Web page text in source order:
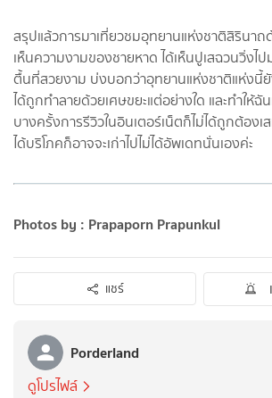
สรุปแล้วการมาเที่ยวชมอุทยานแห่งชาติสิรินาถ
เห็นความงามของชายหาด ได้เห็นปูเสฉวนวิ่งไป
ตื้นที่สวยงาม บ่งบอกว่าอุทยานแห่งชาติแห่ง
ได้ถูกทำลายด้วยเศษขยะแต่อย่างใด และทำให้ฉั
บางครั้งการรีวิวในอินเตอร์เน็ตก็ไม่ได้ถูกต้องเ
ได้บริโภคก็อาจจะเก่าไปไม่ได้อัพเดทนั่นเองค่ะ
Photos by : Prapaporn Prapunkul
แชร์
Porderland
ดูโปรไฟล์